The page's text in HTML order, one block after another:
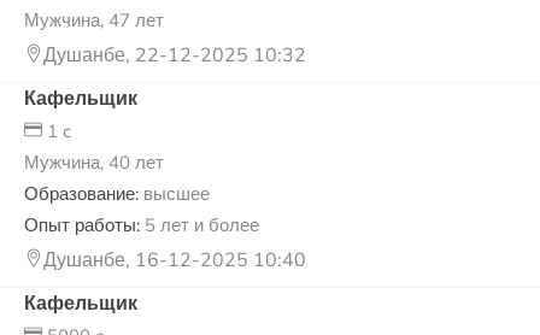
Мужчина, 47 лет
Душанбе, 22-12-2025 10:32
Кафельщик
1 c
Мужчина, 40 лет
Образование: высшее
Опыт работы: 5 лет и более
Душанбе, 16-12-2025 10:40
Кафельщик